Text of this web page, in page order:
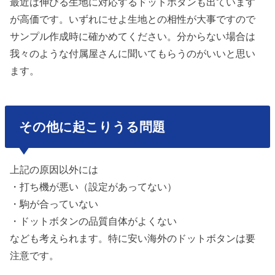
が高価です。いずれにせよ生地との相性が大事ですので
サンプル作成時に確かめてください。分からない場合は
我々のような付属屋さんに聞いてもらうのがいいと思い
ます。
その他に起こりうる問題
上記の原因以外には
・打ち機が悪い（設定があってない）
・駒が合っていない
・ドットボタンの品質自体がよくない
なども考えられます。特に安い海外のドットボタンは要
注意です。